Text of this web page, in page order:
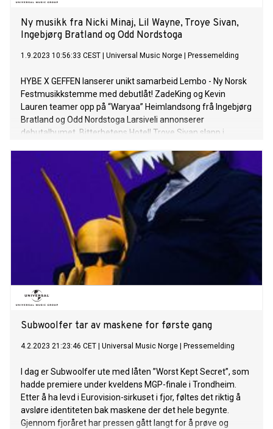
Ny musikk fra Nicki Minaj, Lil Wayne, Troye Sivan,
Ingebjørg Bratland og Odd Nordstoga
1.9.2023 10:56:33 CEST Universal Music Norge Pressemelding
HYBE X GEFFEN lanserer unikt samarbeid Lembo - Ny Norsk
Festmusikkstemme med debutlåt! ZadeKing og Kevin
Lauren teamer opp på “Waryaa” Heimlandsong frå Ingebjørg
Bratland og Odd Nordstoga Larsiveli annonserer
debutalbumet, Bitterhetens Hotell Troye Sivan slapp i
PinkPantheress og Hyuinjin på en ny versjon. Den britiske
sangeren og produsenten PinkPantheress ble i fjor
verdenskjent for et annet samarbeid, monsterhitten "Boys a
Liar pt.2" og var å se på soundtracket for den mye omtalte
Barbie-filmen. Hyunjin er en av de åtte medlemmene i K-
popgruppen Stray Kids, som PinkPantheress selv har uttalt
at hun er stor fan av. Lise Davidsen, den mest etterspurte
sopranen i verden akkurat nå, slipper julealbumet Christmas
From Norway 10. november. Allerede nå er første smakebit
ute i form av vakre “Ave Maria”. Hyllet som "The living,
breathing meteor of the current opera world" (The iPaper),
presenterer Lise en personlig utvalgt samling av
Subwoolfer tar av maskene for første gang
4.2.2023 21:23:46 CET Universal Music Norge Pressemelding
I dag er Subwoolfer ute med låten ”Worst Kept Secret”, som
hadde premiere under kveldens MGP-finale i Trondheim.
Etter å ha levd i Eurovision-sirkuset i fjor, føltes det riktig å
avsløre identiteten bak maskene der det hele begynte.
Gjennom fjoråret har pressen gått langt for å prøve og